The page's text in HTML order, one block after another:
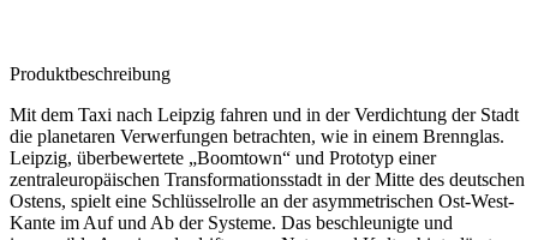
Produktbeschreibung
Mit dem Taxi nach Leipzig fahren und in der Verdichtung der Stadt
die planetaren Verwerfungen betrachten, wie in einem Brennglas.
Leipzig, überbewertete „Boomtown“ und Prototyp einer
zentraleuropäischen Transformationsstadt in der Mitte des deutschen
Ostens, spielt eine Schlüsselrolle an der asymmetrischen Ost-West-
Kante im Auf und Ab der Systeme. Das beschleunigte und